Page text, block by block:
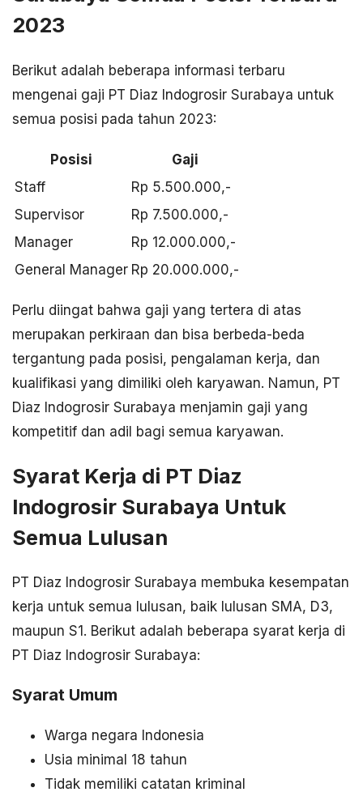
2023
Berikut adalah beberapa informasi terbaru
mengenai gaji PT Diaz Indogrosir Surabaya untuk
semua posisi pada tahun 2023:
Posisi
Gaji
Staff
Rp 5.500.000,-
Supervisor
Rp 7.500.000,-
Manager
Rp 12.000.000,-
General Manager Rp 20.000.000,-
Perlu diingat bahwa gaji yang tertera di atas
merupakan perkiraan dan bisa berbeda-beda
tergantung pada posisi, pengalaman kerja, dan
kualifikasi yang dimiliki oleh karyawan. Namun, PT
Diaz Indogrosir Surabaya menjamin gaji yang
kompetitif dan adil bagi semua karyawan.
Syarat Kerja di PT Diaz
Indogrosir Surabaya Untuk
Semua Lulusan
PT Diaz Indogrosir Surabaya membuka kesempatan
kerja untuk semua lulusan, baik lulusan SMA, D3,
maupun S1. Berikut adalah beberapa syarat kerja di
PT Diaz Indogrosir Surabaya:
Syarat Umum
Warga negara Indonesia
Usia minimal 18 tahun
Tidak memiliki catatan kriminal